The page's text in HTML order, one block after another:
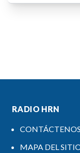
RADIO HRN
CONTÁCTENOS
MAPA DEL